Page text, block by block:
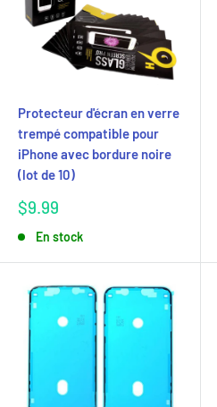
Protecteur d'écran en verre
trempé compatible pour
iPhone avec bordure noire
(lot de 10)
Prix
$9.99
En stock